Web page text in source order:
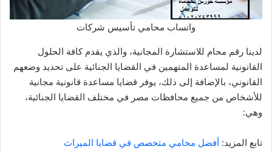
واتساب محامي تأسيس شركات
لدينا رقم محام للاستشارة المجانية، والذي يقدم كافة الحلول
القانونية لمساعدة المتهمين في القضايا الجنائية على تحديد وضعهم
القانوني، بالإضافة إلى ذلك، يوفر قضايا مساعدة قانونية مجانية
للأشخاص من جميع محافظات مصر في مختلف القضايا الجنائية،
وهي:
تابع المزيد: أفضل محامي متخصص في قضايا الميراث